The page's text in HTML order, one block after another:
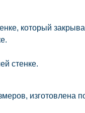
который
стенке.
изготовлена